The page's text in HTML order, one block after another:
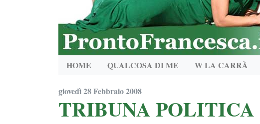
HOME QUALCOSA DI ME W LA CARRÀ
giovedì 28 Febbraio 2008
TRIBUNA POLITICA